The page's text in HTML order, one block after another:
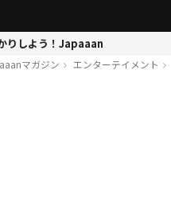
りしよう！Japaaan
マガジン エンターテイメント